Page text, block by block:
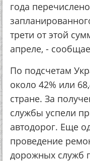
года
трети от этой
апреле, -
По подсчетам
около 42% или
стране. За
службы успели
автодорог. Еще
проведение
дорожных служб